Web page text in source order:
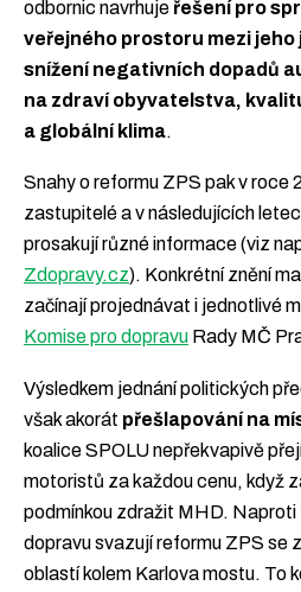
odbornic navrhuje řešení pro
veřejného prostoru mezi
snížení negativních dopadů
na zdraví obyvatelstva,
a globální klima.
Snahy o reformu ZPS pak v roce
zastupitelé a v následujících
prosakují různé informace (viz
Zdopravy.cz). Konkrétní znění
začínají projednávat i jednotlivé
Komise pro dopravu Rady MČ
Výsledkem jednání politických
však akorát přešlapování na
koalice SPOLU nepřekvapivě
motoristů za každou cenu, když
podmínkou zdražit MHD. Naproti
dopravu svazují reformu ZPS se
oblastí kolem Karlova mostu. To